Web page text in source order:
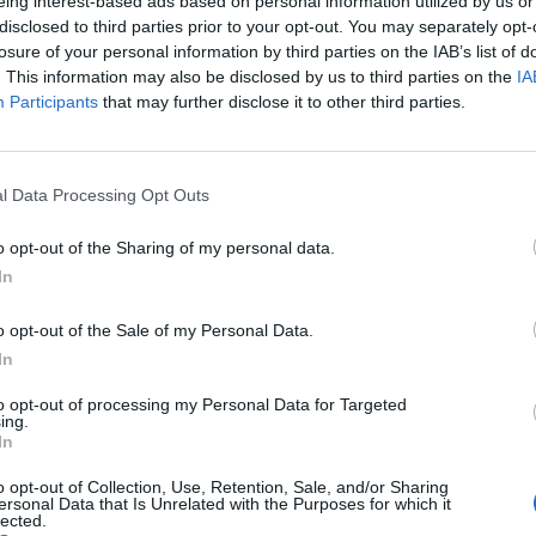
to third parties prior to your opt-out. You may separately
of your personal information by third parties on the IAB’s list of
This information may also be disclosed by us to third parties on the
Participants that may further disclose it to other third parties.
Data Processing Opt Outs
opt-out of the Sharing of my personal data.
opt-out of the Sale of my Personal Data.
opt-out of processing my Personal Data for Targeted
opt-out of Collection, Use, Retention, Sale, and/or Sharing
Data that Is Unrelated with the Purposes for which it
https://commons.wikimedia.org/w/index.php?curid=25182996
PARAMETRÓW KRWI
krwinek czerwonych spowodowało wzrost poziomu